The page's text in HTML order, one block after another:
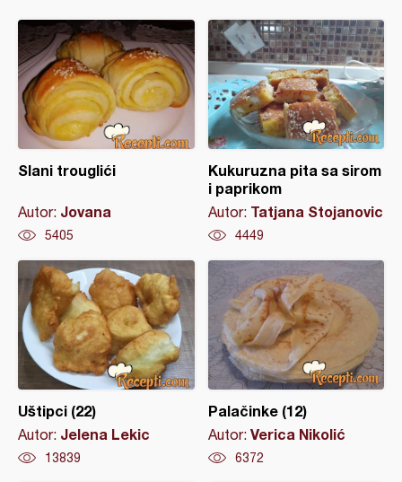
Slani trouglići
Autor: Jovana
5405
Kukuruzna pita sa sirom
i paprikom
Autor: Tatjana Stojanovic
4449
Uštipci (22)
Autor: Jelena Lekic
13839
Palačinke (12)
Autor: Verica Nikolić
6372